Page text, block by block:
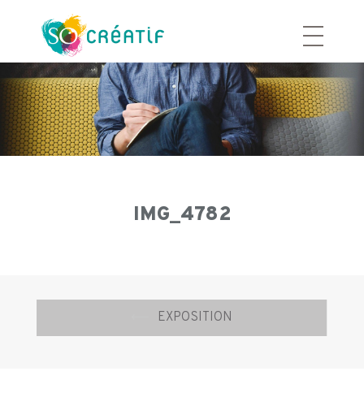
contenu
IMG_4782
d’article
EXPOSITION